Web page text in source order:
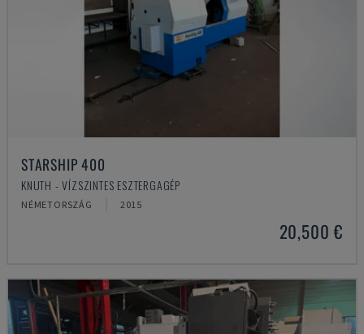
STARSHIP 400
KNUTH - VÍZSZINTES ESZTERGAGÉP
NÉMETORSZÁG 2015
20,500 €